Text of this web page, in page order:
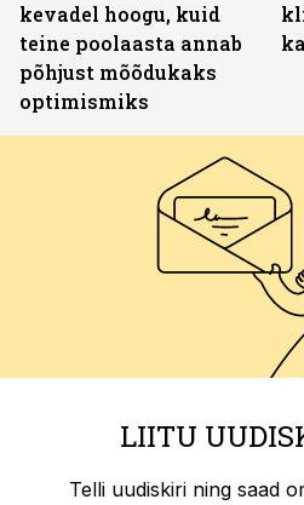
kevadel hoogu, kuid
teine poolaasta annab
põhjust mõõdukaks
optimismiks
LIITU
Telli uudiskiri ning saad